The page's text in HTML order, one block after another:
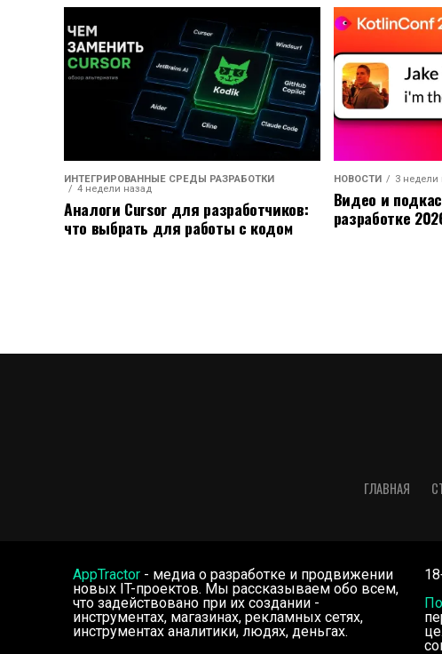
ИНТЕГРИРОВАННЫЕ СРЕДЫ РАЗРАБОТКИ
4 недели назад
Аналоги Cursor для разработчиков:
что выбрать для работы с кодом
НОВОСТИ 3 недели
Видео и
разработке
ГЛАВНАЯ
AppTractor - медиа о разработке и продвижении
новых IT-проектов. Мы рассказываем обо всем,
что задействовано при их создании -
инструментах, магазинах, рекламных сетях,
инструментах аналитики, людях, деньгах.